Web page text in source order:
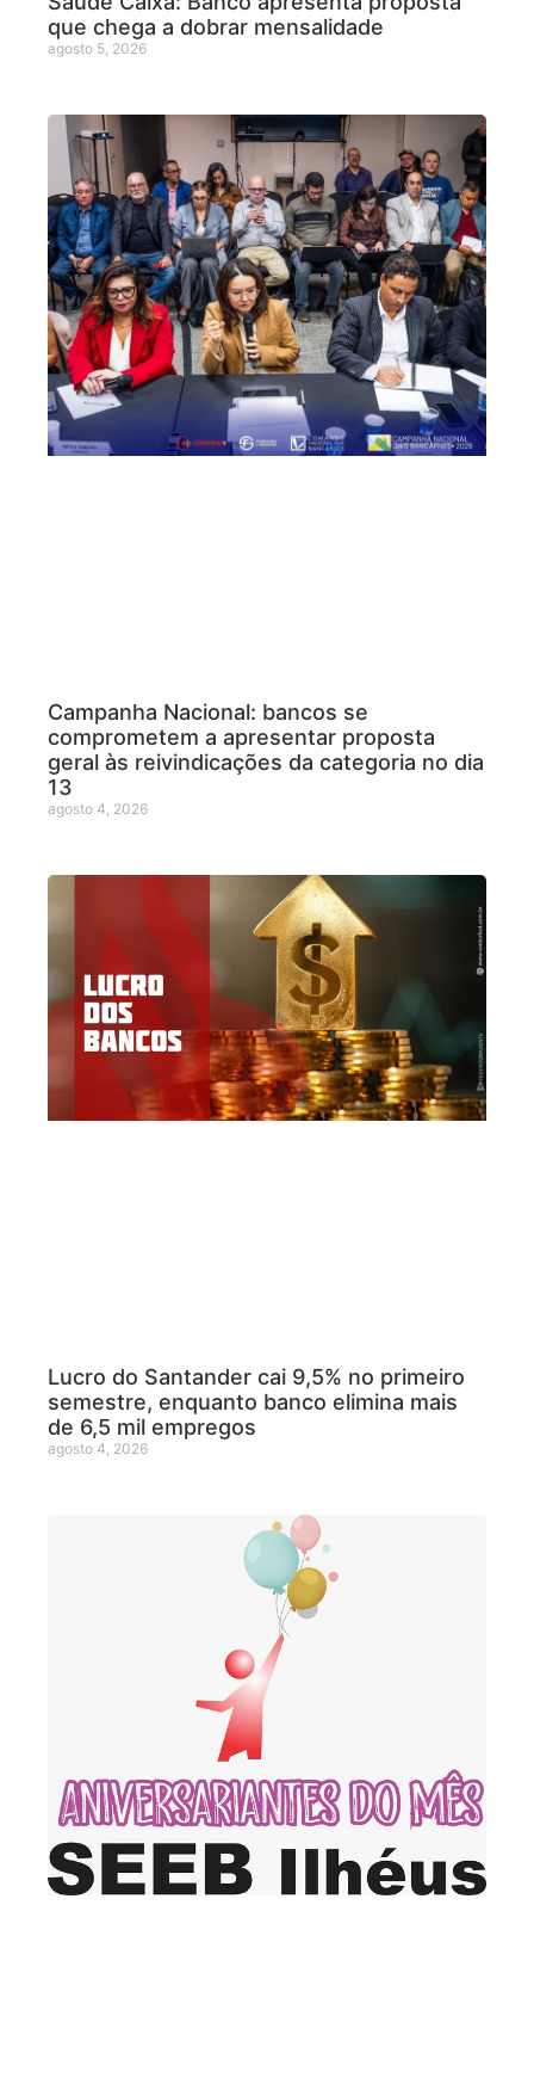
que chega a dobrar mensalidade
agosto 5, 2026
Campanha Nacional: bancos se
comprometem a apresentar proposta
geral às reivindicações da categoria no dia
13
agosto 4, 2026
Lucro do Santander cai 9,5% no primeiro
semestre, enquanto banco elimina mais
de 6,5 mil empregos
agosto 4, 2026